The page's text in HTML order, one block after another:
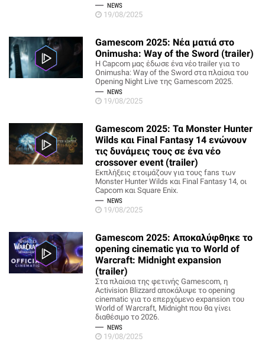
NEWS
19/08/2025
Gamescom 2025: Νέα ματιά στο
Onimusha: Way of the Sword (trailer)
Η Capcom μας έδωσε ένα νέο trailer για το
Onimusha: Way of the Sword στα πλαίσια του
Opening Night Live της Gamescom 2025.
NEWS
19/08/2025
Gamescom 2025: Τα Monster Hunter
Wilds και Final Fantasy 14 ενώνουν
τις δυνάμεις τους σε ένα νέο
crossover event (trailer)
Εκπλήξεις ετοιμάζουν για τους fans των
Monster Hunter Wilds και Final Fantasy 14, οι
Capcom και Square Enix.
NEWS
19/08/2025
Gamescom 2025: Αποκαλύφθηκε το
opening cinematic για το World of
Warcraft: Midnight expansion
(trailer)
Στα πλαίσια της φετινής Gamescom, η
Activision Blizzard αποκάλυψε το opening
cinematic για το επερχόμενο expansion του
World of Warcraft, Midnight που θα γίνει
διαθέσιμο το 2026.
NEWS
19/08/2025